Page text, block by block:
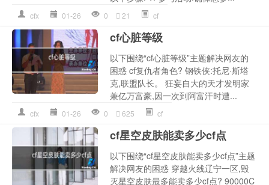
cfx 01-26 0 21 cf
cf心脏等级
以下围绕“cf心脏等级”主题解决网友的
困惑 cf复仇者角色? 钢铁侠:托尼·斯塔
克,联盟队长。 狂妄自大的天才发明家
兼亿万富豪,因一次到阿富汗时遭...
cfx 01-26 0 625 cf
cf星空皮肤能卖多少cf点
以下围绕“cf星空皮肤能卖多少cf点”主题
解决网友的困惑 穿越火线辽宁一区,毁
灭星空皮肤最多能卖多少cf点? 90000C